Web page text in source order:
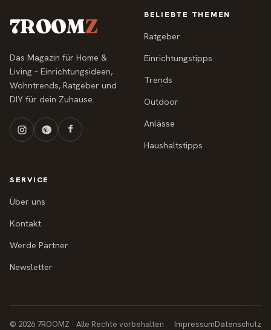
7ROOMZ
Das Magazin für Home &
Living – Einrichtungsideen,
Wohntrends, Ratgeber und
DIY für dein Zuhause.
BELIEBTE THEMEN
Ratgeber
Einrichtungstipps
Trends
Outdoor
Anlässe
Haushaltstipps
SERVICE
Über uns
Kontakt
Werde Partner
Newsletter
© 2026 7ROOMZ · Alle Rechte vorbehalten ImpressumDatenschutz